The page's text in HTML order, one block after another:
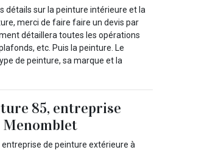
détails sur la peinture intérieure et la
merci de faire faire un devis par
détaillera toutes les opérations
etc. Puis la peinture. Le
de peinture, sa marque et la
85, entreprise
entreprise de peinture extérieure à